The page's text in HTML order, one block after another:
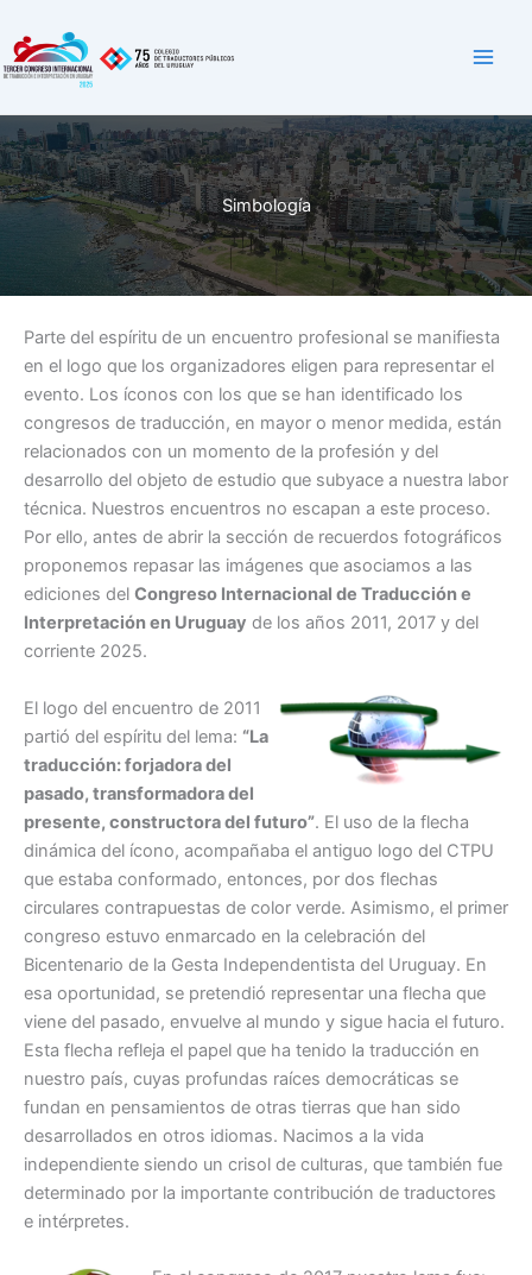
to
content
Simbología
Parte del espíritu de un encuentro profesional se manifiesta
en el logo que los organizadores eligen para representar el
evento. Los íconos con los que se han identificado los
congresos de traducción, en mayor o menor medida, están
relacionados con un momento de la profesión y del
desarrollo del objeto de estudio que subyace a nuestra labor
técnica. Nuestros encuentros no escapan a este proceso.
Por ello, antes de abrir la sección de recuerdos fotográficos
proponemos repasar las imágenes que asociamos a las
ediciones del Congreso Internacional de Traducción e
Interpretación en Uruguay de los años 2011, 2017 y del
corriente 2025.
El logo del encuentro de 2011
partió del espíritu del lema: “La
traducción: forjadora del
pasado, transformadora del
presente, constructora del futuro”. El uso de la flecha
dinámica del ícono, acompañaba el antiguo logo del CTPU
que estaba conformado, entonces, por dos flechas
circulares contrapuestas de color verde. Asimismo, el primer
congreso estuvo enmarcado en la celebración del
Bicentenario de la Gesta Independentista del Uruguay. En
esa oportunidad, se pretendió representar una flecha que
viene del pasado, envuelve al mundo y sigue hacia el futuro.
Esta flecha refleja el papel que ha tenido la traducción en
nuestro país, cuyas profundas raíces democráticas se
fundan en pensamientos de otras tierras que han sido
desarrollados en otros idiomas. Nacimos a la vida
independiente siendo un crisol de culturas, que también fue
determinado por la importante contribución de traductores
e intérpretes.